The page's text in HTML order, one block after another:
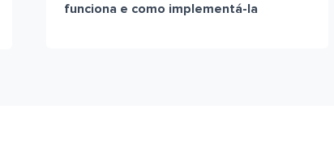
funciona e como implementá-la